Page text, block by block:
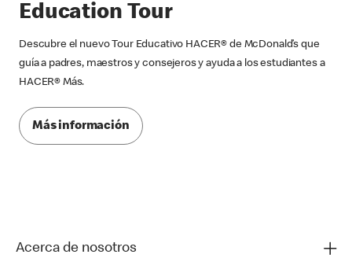
Education Tour
Descubre el nuevo Tour Educativo HACER® de McDonald’s que
guía a padres, maestros y consejeros y ayuda a los estudiantes a
HACER® Más.
Más información
Acerca de nosotros